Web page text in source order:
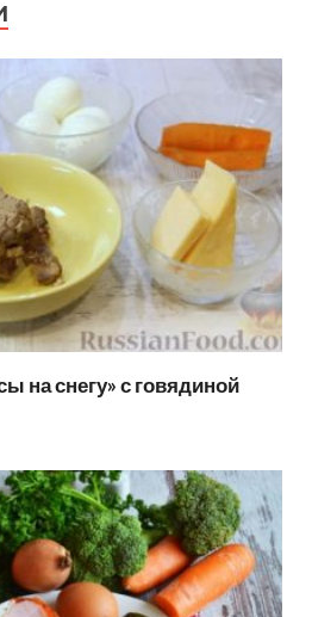
на снегу» с говядиной